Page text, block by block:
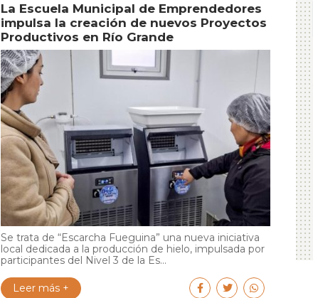
La Escuela Municipal de Emprendedores
impulsa la creación de nuevos Proyectos
Productivos en Río Grande
Se trata de “Escarcha Fueguina” una nueva iniciativa
local dedicada a la producción de hielo, impulsada por
participantes del Nivel 3 de la Es...
Leer más +